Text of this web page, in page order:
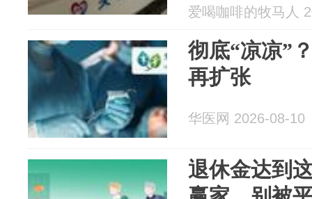
爱喝咖啡的牧马人
彻底“凉凉”
再扩张
华医网 2026-08-10
退休金达到